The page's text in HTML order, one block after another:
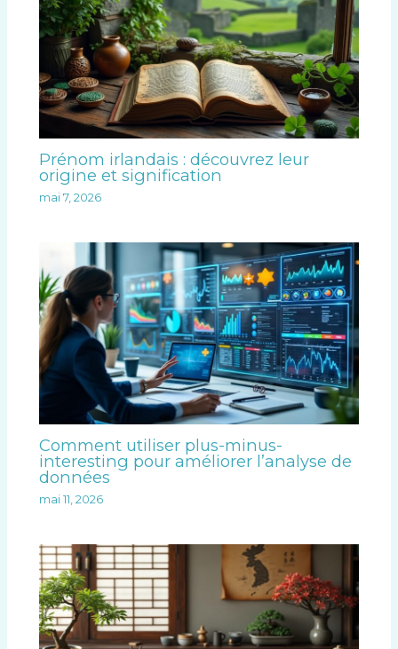
Prénom irlandais : découvrez leur
origine et signification
mai 7, 2026
Comment utiliser plus-minus-
interesting pour améliorer l’analyse de
données
mai 11, 2026